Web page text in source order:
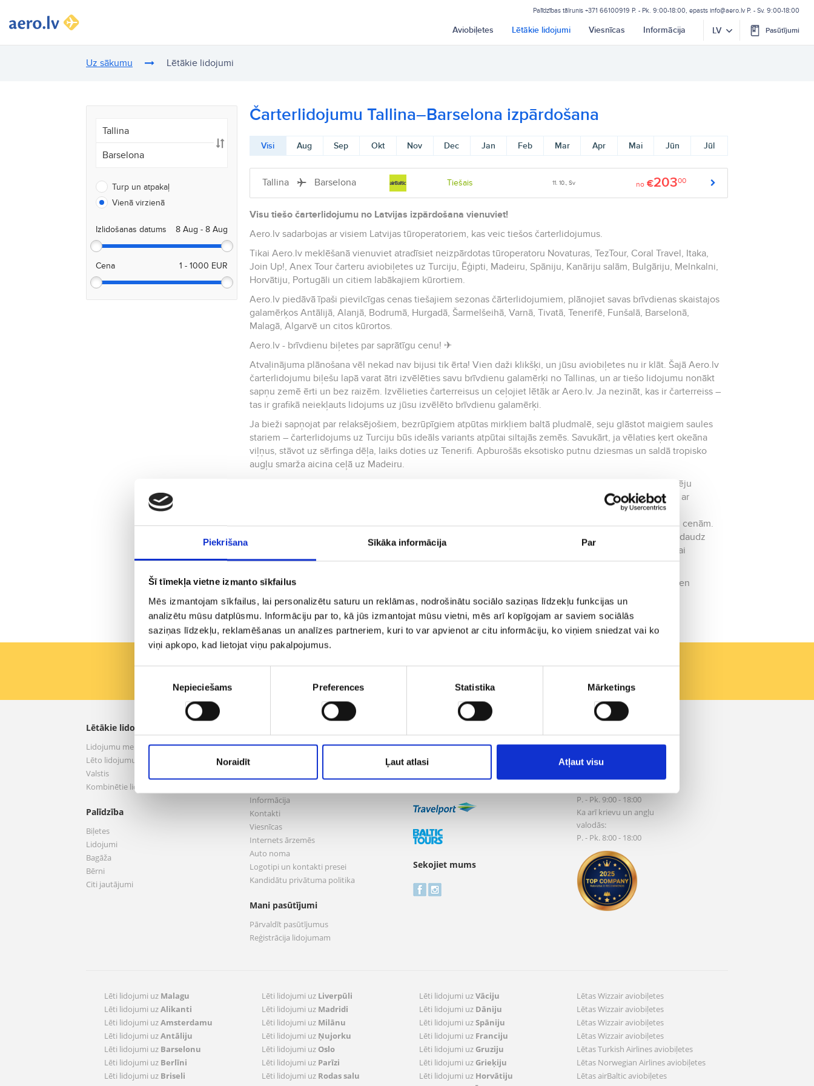
Piekrišana Sīkāka informācija Par
Šī tīmekļa vietne izmanto sīkfailus
Mēs izmantojam sīkfailus, lai personalizētu saturu un reklāmas, nodrošinātu sociālo saziņas līdzekļu funkcijas un
analizētu mūsu datplūsmu. Informāciju par to, kā jūs izmantojat mūsu vietni, mēs arī kopīgojam ar saviem sociālās
saziņas līdzekļu, reklamēšanas un analīzes partneriem, kuri to var apvienot ar citu informāciju, ko viņiem sniedzat vai ko
viņi apkopo, kad lietojat viņu pakalpojumus.
Nepieciešams Preferences Statistika Mārketings
Noraidīt Ļaut atlasi Atļaut visu
Palīdzības tālrunis +371 66100919 P. - Pk. 9:00-18:00, epasts info@aero.lv P. - Sv. 9:00-18:00
Aviobiļetes Lētākie lidojumi Viesnīcas Informācija LV Pasūtījumi
Uz sākumu Lētākie lidojumi
Turp un atpakaļ
Vienā virzienā
Izlidošanas datums
Cena
Čarterlidojumu Tallina–Barselona izpārdošana
Visi Aug Sep Okt Nov Dec Jan Feb Mar Apr Mai Jūn Jūl
Tallina Barselona Tiešais 11. 10., Sv no €20300
Visu tiešo čarterlidojumu no Latvijas izpārdošana vienuviet!
Aero.lv sadarbojas ar visiem Latvijas tūroperatoriem, kas veic tiešos čarterlidojumus.
Tikai Aero.lv meklēšanā vienuviet atradīsiet neizpārdotas tūroperatoru Novaturas, TezTour, Coral Travel, Itaka,
Join Up!, Anex Tour čarteru aviobiļetes uz Turciju, Ēģipti, Madeiru, Spāniju, Kanāriju salām, Bulgāriju, Melnkalni,
Horvātiju, Portugāli un citiem labākajiem kūrortiem.
Aero.lv piedāvā īpaši pievilcīgas cenas tiešajiem sezonas čārterlidojumiem, plānojiet savas brīvdienas skaistajos
galamērķos Antālijā, Alanjā, Bodrumā, Hurgadā, Šarmelšeihā, Varnā, Tivatā, Tenerifē, Funšalā, Barselonā,
Malagā, Algarvē un citos kūrortos.
Aero.lv - brīvdienu biļetes par saprātīgu cenu! ✈
Atvaļinājuma plānošana vēl nekad nav bijusi tik ērta! Vien daži klikšķi, un jūsu aviobiļetes nu ir klāt. Šajā Aero.lv
čarterlidojumu biļešu lapā varat ātri izvēlēties savu brīvdienu galamērķi no Tallinas, un ar tiešo lidojumu nonākt
sapņu zemē ērti un bez raizēm. Izvēlieties čarterreisus un ceļojiet lētāk ar Aero.lv. Ja nezināt, kas ir čarterreiss –
tas ir grafikā neiekļauts lidojums uz jūsu izvēlēto brīvdienu galamērķi.
Ja bieži sapņojat par relaksējošiem, bezrūpīgiem atpūtas mirkļiem baltā pludmalē, seju glāstot maigiem saules
stariem – čarterlidojums uz Turciju būs ideāls variants atpūtai siltajās zemēs. Savukārt, ja vēlaties ķert okeāna
viļņus, stāvot uz sērfinga dēļa, laiks doties uz Tenerifi. Apburošās eksotisko putnu dziesmas un saldā tropisko
augļu smarža aicina ceļā uz Madeiru.
Aero.lv portālā jūs varat tiešsaistē rezervēt biļetes uz šiem un citiem galamērķiem. Aero.lv sniedz iespēju
izvēlēties piemērotākos lidojumus un plānot atvaļinājumu neatkarīgi no tā, vai lidojat uz izvēlēto valsti ar
atgriešanos Rīgā vai citā pilsētā, vai arī tikai vienā virzienā. Aero.lv komanda labprāt atbildēs uz jūsu
jautājumiem un sniegs visu nepieciešamo palīdzību, lai jūs varētu rezervēt čarterreisus par zemākajām cenām.
Lūdzu, ņemiet vērā, ka mainīgo lidsabiedrību noteikumu dēļ lidojumu cenas mēdz mainīties vai būt nedaudz
neprecīzas. Aero.lv komanda dara visu iespējamo, lai šādas kļūdas novērstu un sagādātu jums ērtu, tikai
patīkamām izjūtām bagātu atpūtu.
Augstāk redzamajā tabulā norādīti šībrīža iecienītākie Aero.lv brīvdienu galamērķi, tāpēc jums atliek vien
izvēlēties – kurp dosieties atpūsties šoreiz?
Rādīt vairāk
Pirmie saņemiet labākos lētu lidojumu aero.lv piedāvājumus!
Lētākie lidojumi
Lidojumu meklēšana
Lēto lidojumu piedāvājumi
Valstis
Kombinētie lidojumi
Palīdzība
Biļetes
Lidojumi
Bagāža
Bērni
Citi jautājumi
Par mums
Nosacījumi un noteikumi
Informācija
Kontakti
Viesnīcas
Internets ārzemēs
Auto noma
Logotipi un kontakti presei
Kandidātu privātuma politika
Mani pasūtījumi
Pārvaldīt pasūtījumus
Reģistrācija lidojumam
Sekojiet mums
Vašingtono a. 1, Vilnius
info@aero.lv
P. - Pk. 9:00 - 18:00
Ka arī krievu un angļu
valodās:
P. - Pk. 8:00 - 18:00
Lēti lidojumi uz Malagu
Lēti lidojumi uzAlikanti
Lēti lidojumi uzAmsterdamu
Lēti lidojumi uzAntāliju
Lēti lidojumi uz Barselonu
Lēti lidojumi uz Berlīni
Lēti lidojumi uz Briseli
Lēti lidojumi uz Liverpūli
Lēti lidojumi uz Madridi
Lēti lidojumi uz Milānu
Lēti lidojumi uz Ņujorku
Lēti lidojumi uz Oslo
Lēti lidojumi uz Parīzi
Lēti lidojumi uz Rodas salu
Lēti lidojumi uzVāciju
Lēti lidojumi uz Dāniju
Lēti lidojumi uzSpāniju
Lēti lidojumi uz Franciju
Lēti lidojumi uz Gruziju
Lēti lidojumi uz Grieķiju
Lēti lidojumi uz Horvātiju
Lētas Wizzair aviobiļetes
Lētas Wizzair aviobiļetes
Lētas Wizzair aviobiļetes
Lētas Wizzair aviobiļetes
Lētas Turkish Airlines aviobiļetes
Lētas Norwegian Airlines aviobiļetes
Lētas airBaltic aviobiļetes